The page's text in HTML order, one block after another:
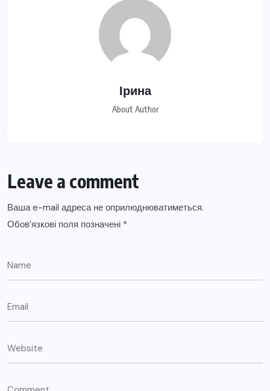
Ірина
About Author
Leave a comment
Ваша e-mail адреса не оприлюднюватиметься.
Обов’язкові поля позначені *